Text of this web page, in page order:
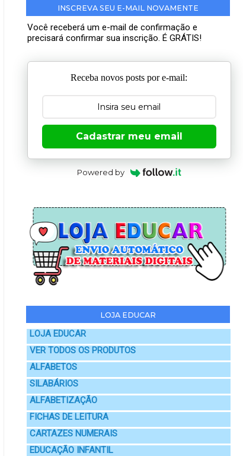
INSCREVA SEU E-MAIL NOVAMENTE
Você receberá um e-mail de confirmação e
precisará confirmar sua inscrição. É GRÁTIS!
Receba novos posts por e-mail:
Cadastrar meu email
Powered by
LOJA EDUCAR
LOJA EDUCAR
VER TODOS OS PRODUTOS
ALFABETOS
SILABÁRIOS
ALFABETIZAÇÃO
FICHAS DE LEITURA
CARTAZES NUMERAIS
EDUCAÇÃO INFANTIL